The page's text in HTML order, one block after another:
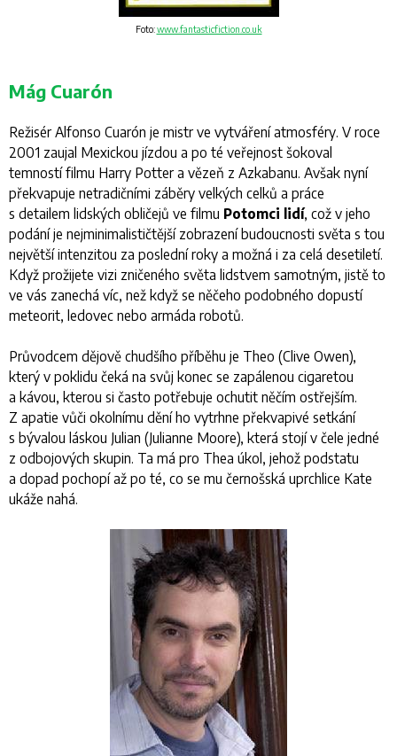
Foto:www.fantasticfiction.co.uk
Mág Cuarón
Režisér Alfonso Cuarón je mistr ve vytváření atmosféry. V roce
2001 zaujal Mexickou jízdou a po té veřejnost šokoval
temností filmu Harry Potter a vězeň z Azkabanu. Avšak nyní
překvapuje netradičními záběry velkých celků a práce
s detailem lidských obličejů ve filmu Potomci lidí, což v jeho
podání je nejminimalističtější zobrazení budoucnosti světa s tou
největší intenzitou za poslední roky a možná i za celá desetiletí.
Když prožijete vizi zničeného světa lidstvem samotným, jistě to
ve vás zanechá víc, než když se něčeho podobného dopustí
meteorit, ledovec nebo armáda robotů.
Průvodcem dějově chudšího příběhu je Theo (Clive Owen),
který v poklidu čeká na svůj konec se zapálenou cigaretou
a kávou, kterou si často potřebuje ochutit něčím ostřejším.
Z apatie vůči okolnímu dění ho vytrhne překvapivé setkání
s bývalou láskou Julian (Julianne Moore), která stojí v čele jedné
z odbojových skupin. Ta má pro Thea úkol, jehož podstatu
a dopad pochopí až po té, co se mu černošská uprchlice Kate
ukáže nahá.